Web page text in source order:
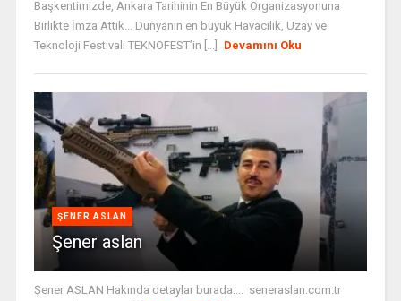
Başkentimizde, Ankara Tarihinin En Büyük Organizasyonuna
Birlikte İmza Attık... Dünyanın en büyük Havacılık, Uzay ve
Teknoloji Festivali TEKNOFEST’in [...]
Devamını Oku
ŞENER ASLAN
Şener aslan
Şener ASLAN Hakında detaylar burada.... seneraslan.com.tr